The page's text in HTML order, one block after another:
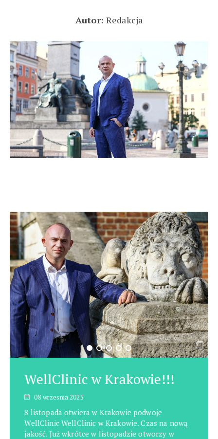
Autor: Redakcja
WellClinic w Krakowie!!!
08 wrzesnia 2025
8 listopada otwiera w Krakowie podwoje
WellClinic WellClinic w Krakowie. Czas na nową
jakość. Już wkrótce w listopadzie otworzy w